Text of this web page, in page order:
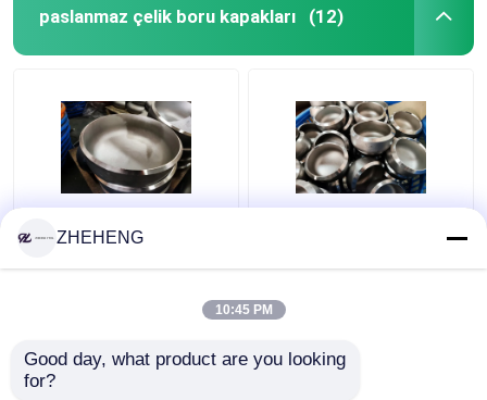
paslanmaz çelik boru kapakları (12)
Ferforje WP317
ZHEHENG
10:45 PM
Good day, what product are you looking
for?